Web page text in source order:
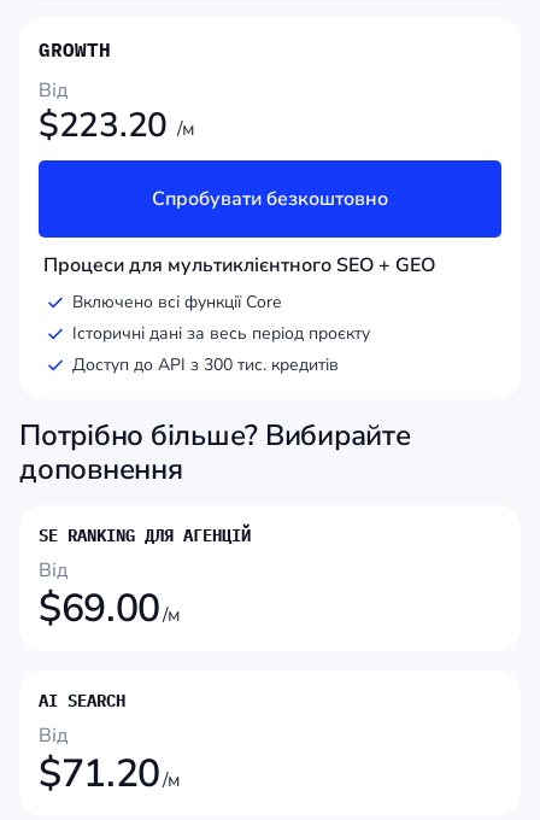
GROWTH
Від
$223.20 /м
Спробувати безкоштовно
Процеси для мультиклієнтного SEO + GEO
Включено всі функції Core
Історичні дані за весь період проєкту
Доступ до API з 300 тис. кредитів
Потрібно більше? Вибирайте
доповнення
SE RANKING ДЛЯ АГЕНЦІЙ
Від
$69.00/м
AI SEARCH
Від
$71.20/м